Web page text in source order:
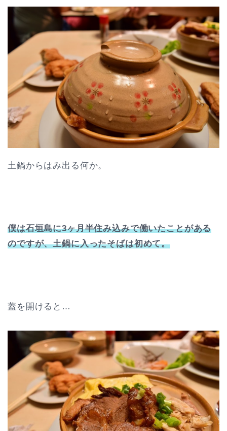
土鍋からはみ出る何か。
僕は石垣島に3ヶ月半住み込みで働いたことがある
のですが、土鍋に入ったそばは初めて。
蓋を開けると…